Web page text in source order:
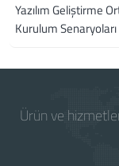
Yazılım Geliştirme
Kurulum Senaryoları
Ürün ve